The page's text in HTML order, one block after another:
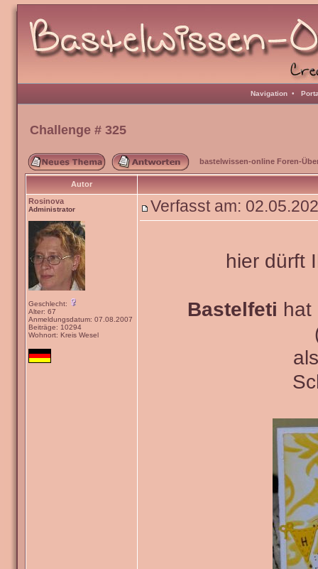
Navigation •
Challenge # 325
bastelwissen-online Foren-
Autor
Rosinova
Administrator
Geschlecht:
Alter: 67
Anmeldungsdatum: 07.08.2007
Beiträge: 10294
Wohnort: Kreis Wesel
Verfasst am:
hier dürft
Bastelfeti hat